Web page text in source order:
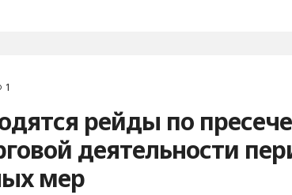
1
рейды по
деятельности
мер